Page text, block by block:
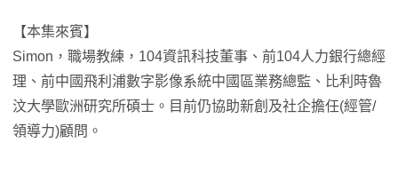
【本集來賓】
Simon，職場教練，104資訊科技董事、前104人力銀行總經
理、前中國飛利浦數字影像系統中國區業務總監、比利時魯
汶大學歐洲研究所碩士。目前仍協助新創及社企擔任(經管/
領導力)顧問。